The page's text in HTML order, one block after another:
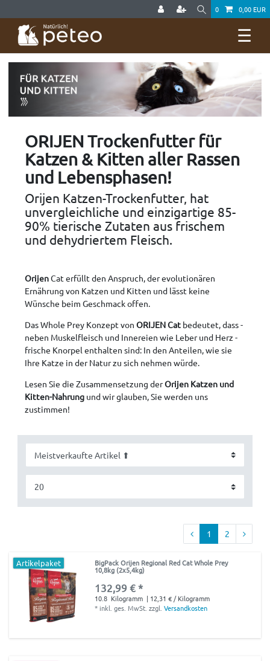
0 0,00 EUR
☰
ORIJEN Trockenfutter für
Katzen & Kitten aller Rassen
und Lebensphasen!
Orijen Katzen-Trockenfutter, hat
unvergleichliche und einzigartige 85-
90% tierische Zutaten aus frischem
und dehydriertem Fleisch.
OrijenCat erfüllt den Anspruch, der evolutionären
Ernährung von Katzen und Kitten und lässt keine
Wünsche beim Geschmack offen.
Das Whole Prey Konzept von ORIJEN Catbedeutet, dass -
neben Muskelfleisch und Innereien wie Leber und Herz -
frische Knorpel enthalten sind: In den Anteilen, wie sie
Ihre Katze in der Natur zu sich nehmen würde.
Lesen Sie die Zusammensetzung derOrijen Katzen und
Kitten-Nahrungund wir glauben, Sie werden uns
zustimmen!
1 2
Artikelpaket BigPack Orijen Regional Red Cat Whole Prey
10,8kg (2x5,4kg)
132,99 € *
10.8 Kilogramm | 12,31 € / Kilogramm
* inkl. ges. MwSt. zzgl.Versandkosten